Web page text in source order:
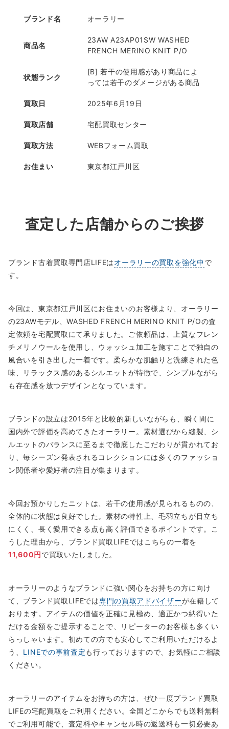
ブランド名 オーラリー
商品名
23AW A23AP01SW WASHED
FRENCH MERINO KNIT P/O
状態ランク
[B] 若干の使用感があり商品によ
っては若干のダメージがある商品
買取日 2025年6月19日
買取店舗 宅配買取センター
買取方法 WEBフォーム買取
お住まい 東京都江戸川区
査定した店舗からのご挨拶
ブランド古着買取専門店LIFEはオーラリーの買取を強化中で
す。
今回は、東京都江戸川区にお住まいのお客様より、オーラリー
の23AWモデル、WASHED FRENCH MERINO KNIT P/Oの査
定依頼を宅配買取にて承りました。ご依頼品は、上質なフレン
チメリノウールを使用し、ウォッシュ加工を施すことで独自の
風合いを引き出した一着です。柔らかな肌触りと洗練された色
味、リラックス感のあるシルエットが特徴で、シンプルながら
も存在感を放つデザインとなっています。
ブランドの設立は2015年と比較的新しいながらも、瞬く間に
国内外で評価を高めてきたオーラリー。素材選びから縫製、シ
ルエットのバランスに至るまで徹底したこだわりが貫かれてお
り、毎シーズン発表されるコレクションには多くのファッショ
ン関係者や愛好者の注目が集まります。
今回お預かりしたニットは、若干の使用感が見られるものの、
全体的に状態は良好でした。素材の特性上、毛羽立ちが目立ち
にくく、長く愛用できる点も高く評価できるポイントです。こ
うした理由から、ブランド買取LIFEではこちらの一着を
11,600円で買取いたしました。
オーラリーのようなブランドに強い関心をお持ちの方に向け
て、ブランド買取LIFEでは専門の買取アドバイザーが在籍して
おります。アイテムの価値を正確に見極め、適正かつ納得いた
だける金額をご提示することで、リピーターのお客様も多くい
らっしゃいます。初めての方でも安心してご利用いただけるよ
う、 LINEでの事前査定も行っておりますので、お気軽にご相談
ください。
オーラリーのアイテムをお持ちの方は、ぜひ一度ブランド買取
LIFEの宅配買取をご利用ください。全国どこからでも送料無料
でご利用可能で、査定料やキャンセル時の返送料も一切必要あ